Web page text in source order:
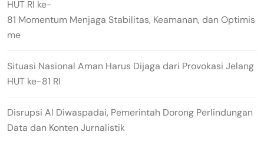
HUT RI ke-
81 Momentum Menjaga Stabilitas, Keamanan, dan Optimis
me
Situasi Nasional Aman Harus Dijaga dari Provokasi Jelang
HUT ke-81 RI
Disrupsi AI Diwaspadai, Pemerintah Dorong Perlindungan
Data dan Konten Jurnalistik